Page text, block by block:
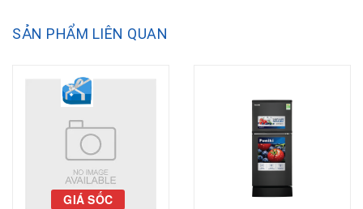
SẢN PHẨM LIÊN QUAN
GIÁ SỐC